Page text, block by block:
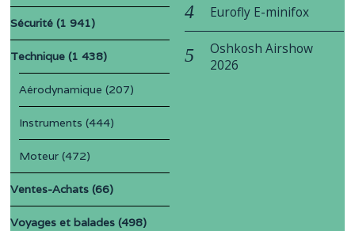
Sécurité (1 941)
Technique (1 438)
Aérodynamique (207)
Instruments (444)
Moteur (472)
Ventes-Achats (66)
Voyages et balades (498)
Eurofly E-minifox
Oshkosh Airshow
2026